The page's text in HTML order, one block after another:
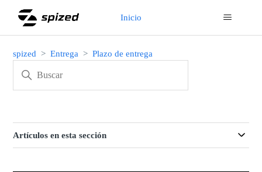
Inicio
spized Entrega Plazo de entrega
Artículos en esta sección